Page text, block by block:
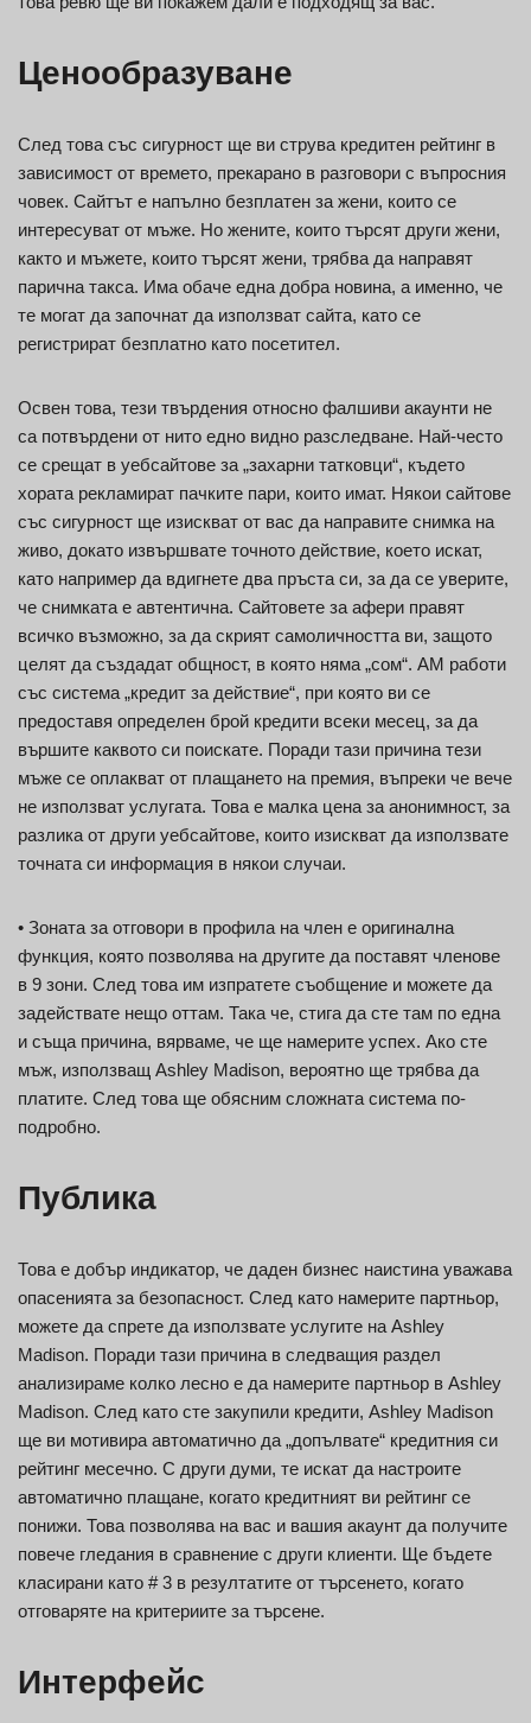
Ценообразуване
След това със сигурност ще ви струва кредитен рейтинг в
зависимост от времето, прекарано в разговори с въпросния
човек. Сайтът е напълно безплатен за жени, които се
интересуват от мъже. Но жените, които търсят други жени,
както и мъжете, които търсят жени, трябва да направят
парична такса. Има обаче една добра новина, а именно, че
те могат да започнат да използват сайта, като се
регистрират безплатно като посетител.
Освен това, тези твърдения относно фалшиви акаунти не
са потвърдени от нито едно видно разследване. Най-често
се срещат в уебсайтове за „захарни татковци“, където
хората рекламират пачките пари, които имат. Някои сайтове
със сигурност ще изискват от вас да направите снимка на
живо, докато извършвате точното действие, което искат,
като например да вдигнете два пръста си, за да се уверите,
че снимката е автентична. Сайтовете за афери правят
всичко възможно, за да скрият самоличността ви, защото
целят да създадат общност, в която няма „сом“. AM работи
със система „кредит за действие“, при която ви се
предоставя определен брой кредити всеки месец, за да
вършите каквото си поискате. Поради тази причина тези
мъже се оплакват от плащането на премия, въпреки че вече
не използват услугата. Това е малка цена за анонимност, за
разлика от други уебсайтове, които изискват да използвате
точната си информация в някои случаи.
• Зоната за отговори в профила на член е оригинална
функция, която позволява на другите да поставят членове
в 9 зони. След това им изпратете съобщение и можете да
задействате нещо оттам. Така че, стига да сте там по една
и съща причина, вярваме, че ще намерите успех. Ако сте
мъж, използващ Ashley Madison, вероятно ще трябва да
платите. След това ще обясним сложната система по-
подробно.
Публика
Това е добър индикатор, че даден бизнес наистина уважава
опасенията за безопасност. След като намерите партньор,
можете да спрете да използвате услугите на Ashley
Madison. Поради тази причина в следващия раздел
анализираме колко лесно е да намерите партньор в Ashley
Madison. След като сте закупили кредити, Ashley Madison
ще ви мотивира автоматично да „допълвате“ кредитния си
рейтинг месечно. С други думи, те искат да настроите
автоматично плащане, когато кредитният ви рейтинг се
понижи. Това позволява на вас и вашия акаунт да получите
повече гледания в сравнение с други клиенти. Ще бъдете
класирани като # 3 в резултатите от търсенето, когато
отговаряте на критериите за търсене.
Интерфейс